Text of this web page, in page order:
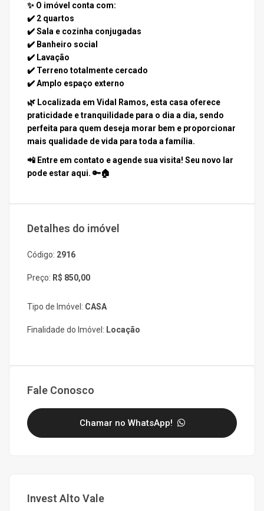
✨ O imóvel conta com:
✔️ 2 quartos
✔️ Sala e cozinha conjugadas
✔️ Banheiro social
✔️ Lavação
✔️ Terreno totalmente cercado
✔️ Amplo espaço externo
🌿 Localizada em Vidal Ramos, esta casa oferece
praticidade e tranquilidade para o dia a dia, sendo
perfeita para quem deseja morar bem e proporcionar
mais qualidade de vida para toda a família.
📲 Entre em contato e agende sua visita! Seu novo lar
pode estar aqui. 🔑🏠
Detalhes do imóvel
Código: 2916
Preço: R$ 850,00
Tipo de Imóvel: CASA
Finalidade do Imóvel: Locação
Fale Conosco
Chamar no WhatsApp!
Invest Alto Vale